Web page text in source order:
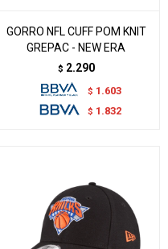
GORRO NFL CUFF POM KNIT
GREPAC - NEW ERA
$ 2.290
$ 1.603
$ 1.832